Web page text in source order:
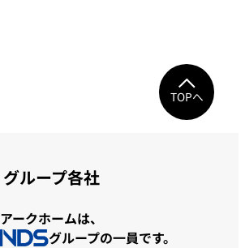
TOPへ
グループ各社
アークホームは、
グループの一員です。